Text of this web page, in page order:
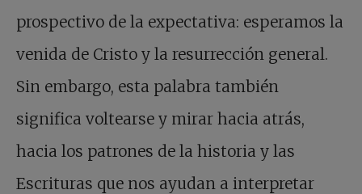
prospectivo de la expectativa: esperamos la
venida de Cristo y la resurrección general.
Sin embargo, esta palabra también
significa voltearse y mirar hacia atrás,
hacia los patrones de la historia y las
Escrituras que nos ayudan a interpretar